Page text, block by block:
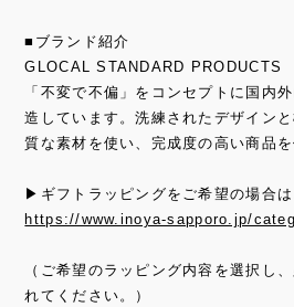
■ブランド紹介
GLOCAL STANDARD PRODUCTS
「不変で不偏」をコンセプトに国内
造しています。洗練されたデザイン
質な素材を使い、完成度の高い商品を
▶ギフトラッピングをご希望の場合は
https://www.inoya-sapporo.jp/
（ご希望のラッピング内容を選択し
れてください。）